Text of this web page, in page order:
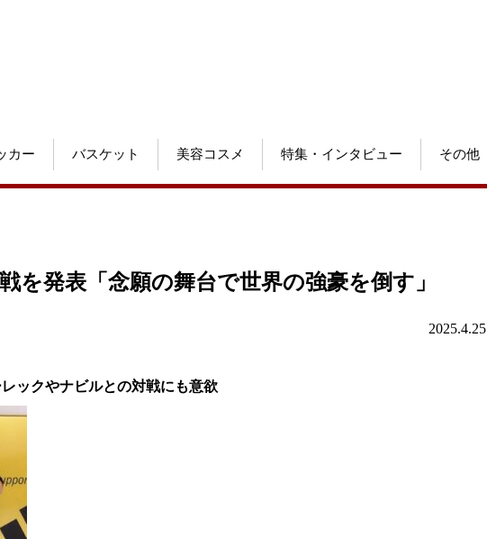
カー バスケット 美容コスメ 特集・インタビュー その他
を発表「念願の舞台で世界の強豪を倒す」
2025.4.25
ックやナビルとの対戦にも意欲